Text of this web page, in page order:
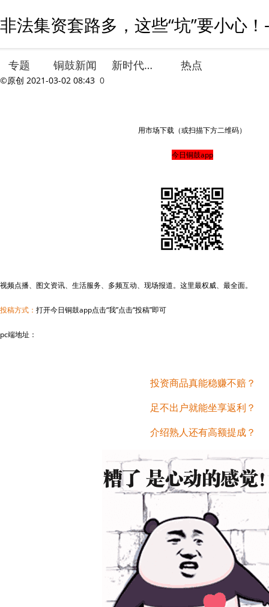
非法集资套路多，这些“坑”要小心
专题 铜鼓新闻 新时代文明实践 热点
©原创 2021-03-02 08:43 0
用市场下载（或扫描下方二维码）
今日铜鼓app
视频点播、图文资讯、生活服务、多频互动、现场报道。这里最权威、最全面。
投稿方式： 打开今日铜鼓app点击“我”点击“投稿”即可
pc端地址：
投资商品真能稳赚不赔？
足不出户就能坐享返利？
介绍熟人还有高额提成？